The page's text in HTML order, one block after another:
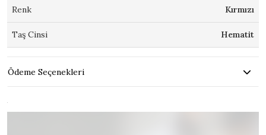
Renk Kırmızı
Taş Cinsi Hematit
Ödeme Seçenekleri